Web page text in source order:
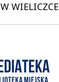
WIELICZCE